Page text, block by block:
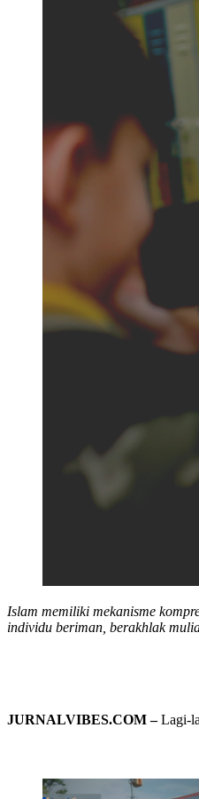
Islam memiliki mekanisme
individu beriman, berakhlak
JURNALVIBES.COM –Lagi-